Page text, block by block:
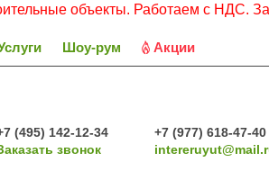
объекты. Работаем с НДС. Заявки
Шоу-рум Акции
(495) 142-12-34
звонок
+7 (977) 618-47-40